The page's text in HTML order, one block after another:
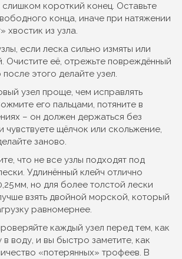
короткий конец. Оставьте
конца, иначе при натяжении
хвостик из узла.
если леска сильно измяты или
Очистите её, отрежьте повреждённый
этого делайте узел.
узел проще, чем исправлять
его пальцами, потяните в
– он должен держаться без
чувствуете щёлчок или скольжение,
заново.
что не все узлы подходят под
Удлинённый клейч отлично
мм, но для более толстой лески
взять двойной морской, который
равномернее.
каждый узел перед тем, как
воду, и вы быстро заметите, как
«потерянных» трофеев. В